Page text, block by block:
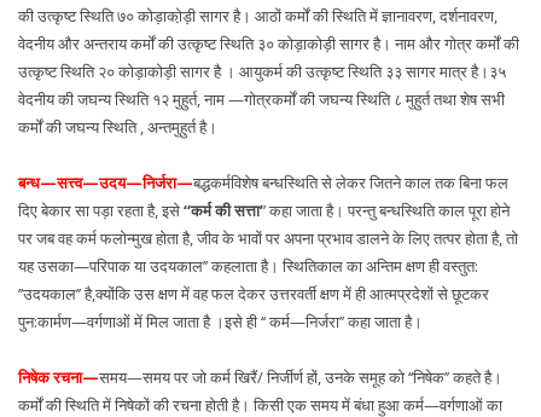
की उत्कृष्ट स्थिति ७० कोड़ाको़ड़ी सागर है। आठों कर्मों की स्थिति में ज्ञानावरण, दर्शनावरण,
वेदनीय और अन्तराय कर्मों की उत्कृष्ट स्थिति ३० कोड़ाकोड़ी सागर है। नाम और गोत्र कर्मों की
उत्कृष्ट स्थिति २० कोड़ाकोड़ी सागर है । आयुकर्म की उत्कृष्ट स्थिति ३३ सागर मात्र है।३५
वेदनीय की जघन्य स्थिति १२ मुहुर्त, नाम —गोत्रकर्मों की जघन्य स्थिति ८ मुहुर्त तथा शेष सभी
कर्मों की जघन्य स्थिति , अन्तमुहुर्त है।
बन्ध—सत्त्व—उदय—निर्जरा—बद्धकर्मविशेष बन्धस्थिति से लेकर जितने काल तक बिना फल
दिए बेकार सा पड़ा रहता है, इसे‘‘कर्म की सत्ता’’ कहा जाता है। परन्तु बन्धस्थिति काल पूरा होने
पर जब वह कर्म फलोन्मुख होता है, जीव के भावों पर अपना प्रभाव डालने के लिए तत्पर होता है, तो
यह उसका—परिपाक या उदयकाल’’ कहलाता है। स्थितिकाल का अन्तिम क्षण ही वस्तुत:
’’उदयकाल’’ है,क्योंकि उस क्षण में वह फल देकर उत्तरवर्ती क्षण में ही आत्मप्रदेशों से छूटकर
पुन:कार्मण—वर्गणाओं में मिल जाता है ।इसे ही ‘‘ कर्म—निर्जरा’’ कहा जाता है।
निषेक रचना—समय—समय पर जो कर्म खिरैं/ निर्जीर्ण हों, उनके समूह को ‘‘निषेक’’ कहते है।
कर्मों की स्थिति में निषेकों की रचना होती है। किसी एक समय में बंधा हुआ कर्म—वर्गणाओं का